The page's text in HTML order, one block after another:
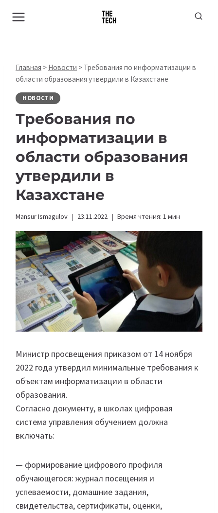
Главная > Новости > Требования по информатизации в
области образования утвердили в Казахстане
НОВОСТИ
Требования по
информатизации в
области образования
утвердили в
Казахстане
Mansur Ismagulov 23.11.2022 Время чтения: 1 мин
Министр просвещения приказом от 14 ноября
2022 года утвердил минимальные требования к
объектам информатизации в области
образования.
Согласно документу, в школах цифровая
система управления обучением должна
включать:
— формирование цифрового профиля
обучающегося: журнал посещения и
успеваемости, домашние задания,
свидетельства, сертификаты, оценки,